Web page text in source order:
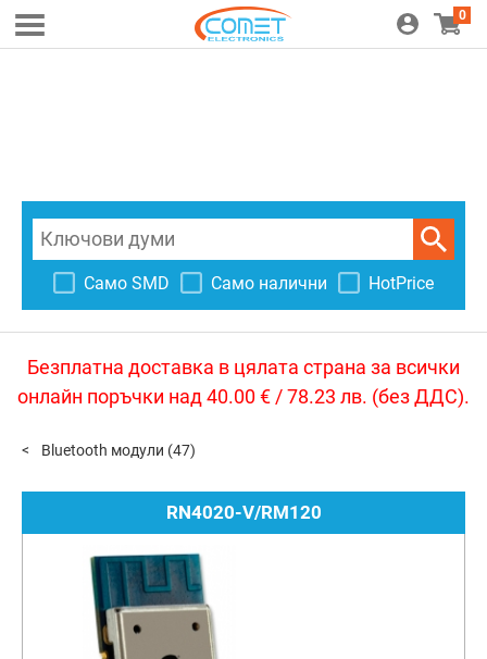
0
Само SMD Само налични HotPrice
Безплатна доставка в цялата страна за всички
онлайн поръчки над 40.00 € / 78.23 лв. (без ДДС).
Bluetooth модули (47)
RN4020-V/RM120